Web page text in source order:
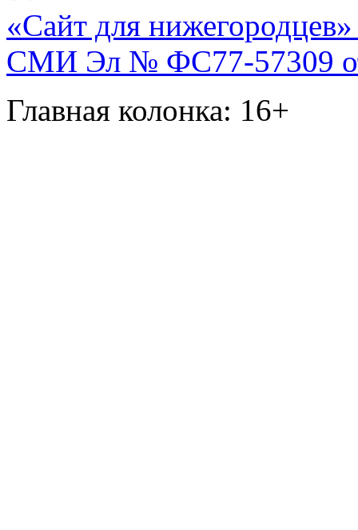
«Сайт для нижегородцев»
СМИ Эл № ФС77-57309
Главная колонка: 16+